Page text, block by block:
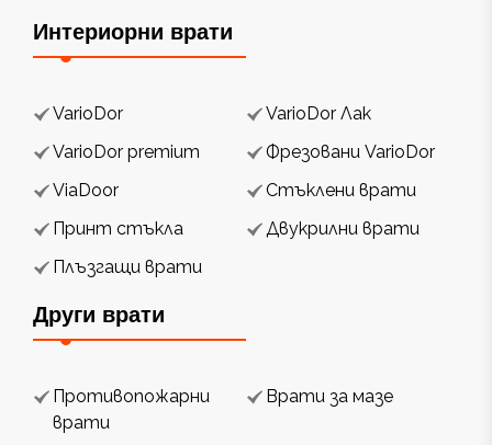
Интериорни врати
VarioDor
VarioDor Лак
VarioDor premium
Фрезовани VarioDor
ViaDoor
Стъклени врати
Принт стъкла
Двукрилни врати
Плъзгащи врати
Други врати
Противопожарни
врати
Врати за мазе